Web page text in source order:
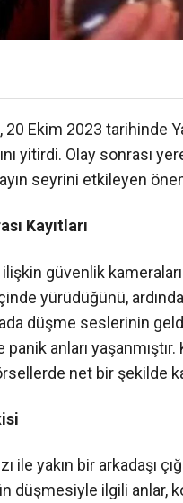
Ekim 2023 tarihinde
yitirdi. Olay sonrası
seyrini etkileyen
Kayıtları
güvenlik
yürüdüğünü,
düşme seslerinin
anları
net bir şekilde
ile yakın bir arkadaşı
düşmesiyle ilgili